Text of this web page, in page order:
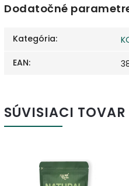
Dodatočné
Kategória:
EAN:
SÚVISIACI TOVAR